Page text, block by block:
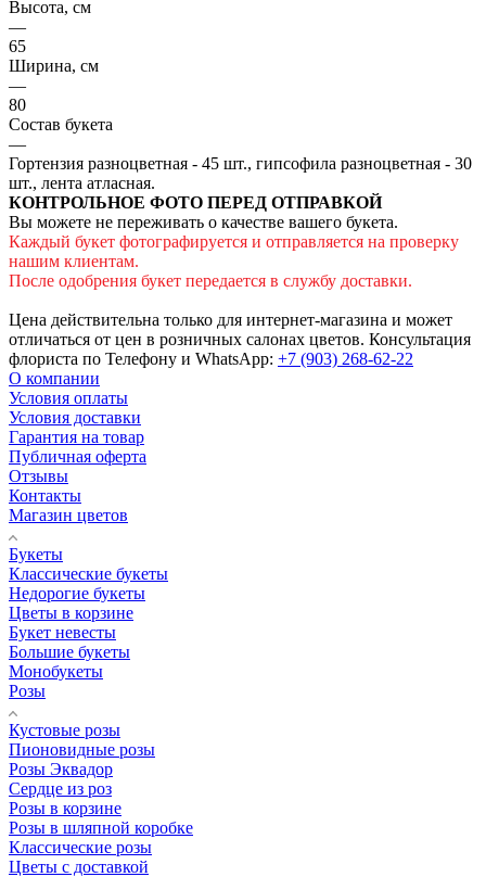
Высота, см
—
65
Ширина, см
—
80
Состав букета
—
Гортензия разноцветная - 45 шт., гипсофила разноцветная - 30
шт., лента атласная.
КОНТРОЛЬНОЕ ФОТО ПЕРЕД ОТПРАВКОЙ
Вы можете не переживать о качестве вашего букета.
Каждый букет фотографируется и отправляется на проверку
нашим клиентам.
После одобрения букет передается в службу доставки.
Цена действительна только для интернет-магазина и может
отличаться от цен в розничных салонах цветов. Консультация
флориста по Телефону и WhatsApp: +7 (903) 268-62-22
О компании
Условия оплаты
Условия доставки
Гарантия на товар
Публичная оферта
Отзывы
Контакты
Магазин цветов
Букеты
Классические букеты
Недорогие букеты
Цветы в корзине
Букет невесты
Большие букеты
Монобукеты
Розы
Кустовые розы
Пионовидные розы
Розы Эквадор
Сердце из роз
Розы в корзине
Розы в шляпной коробке
Классические розы
Цветы с доставкой